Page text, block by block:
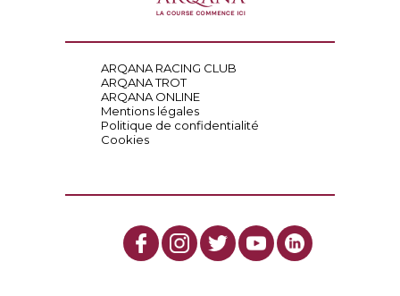
ARQANA RACING CLUB
ARQANA TROT
ARQANA ONLINE
Mentions légales
Politique de confidentialité
Cookies